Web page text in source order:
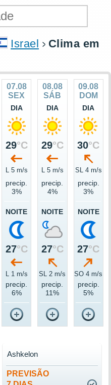
Israel
Clima em
07.08
SEX
DIA
29°C
L 5 m/s
precip.
3%
NOITE
27°C
L 1 m/s
precip.
6%
08.08
SÁB
DIA
29°C
L 5 m/s
precip.
4%
NOITE
27°C
SL 2 m/s
precip.
11%
09.08
DOM
DIA
30°C
SL 4 m/s
precip.
3%
NOITE
27°C
SO 4 m/s
precip.
5%
PREVISÃO
Ashkelon